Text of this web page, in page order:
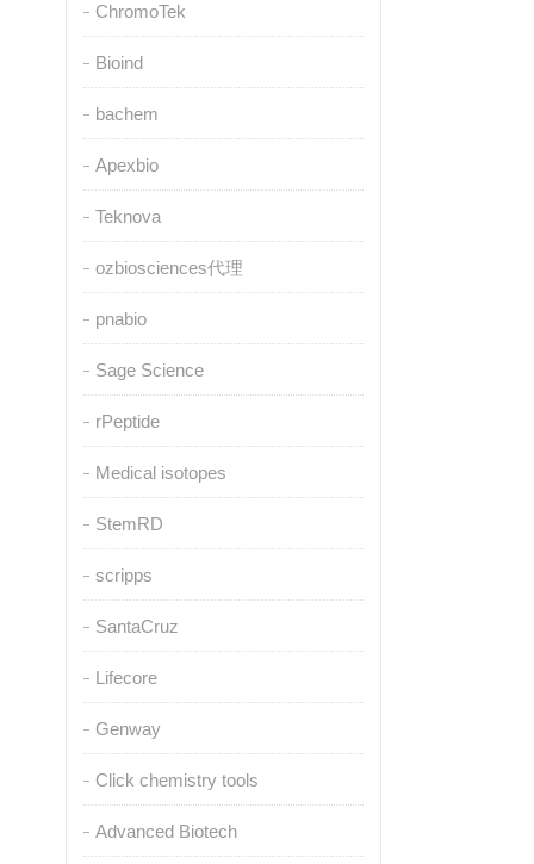
ChromoTek
Bioind
bachem
Apexbio
Teknova
ozbiosciences代理
pnabio
Sage Science
rPeptide
Medical isotopes
StemRD
scripps
SantaCruz
Lifecore
Genway
Click chemistry tools
Advanced Biotech